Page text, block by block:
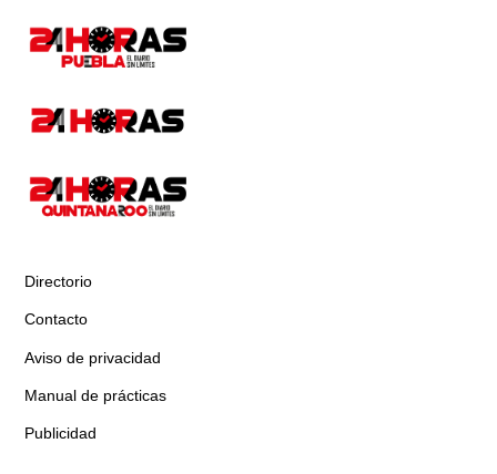
Directorio
Contacto
Aviso de privacidad
Manual de prácticas
Publicidad